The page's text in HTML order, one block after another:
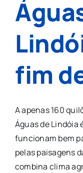
fim
A apenas 160
Águas de Lindóia
funcionam bem
pelas paisagens
combina clima